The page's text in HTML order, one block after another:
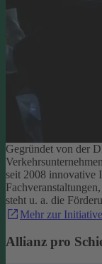
Gegründet von der
seit 2008 innovative
steht u. a. die
Mehr zur Initiative
Allianz pro